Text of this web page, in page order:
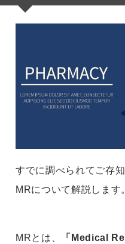
すでに調べられてご存
MRについて解説します
MRとは、 「Medical